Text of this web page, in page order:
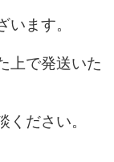
ます。
上で発送いた
ださい。